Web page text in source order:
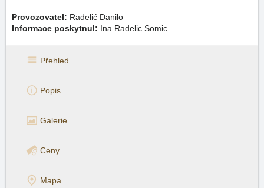
Provozovatel: Radelić Danilo
Informace poskytnul: Ina Radelic Somic
Přehled
Popis
Galerie
Ceny
Mapa